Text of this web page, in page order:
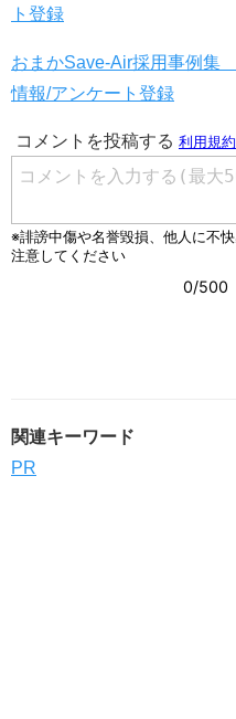
ト登録
おまかSave-Air採用事例集
情報/アンケート登録
関連キーワード
PR